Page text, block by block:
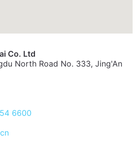
Co. Ltd
North Road No. 333, Jing'An
6600